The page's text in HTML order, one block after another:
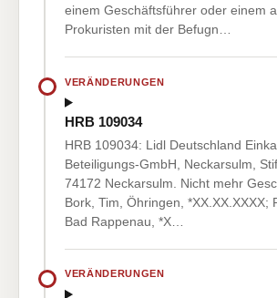
einem Geschäftsführer oder einem
Prokuristen mit der Befugn…
VERÄNDERUNGEN
HRB 109034
HRB 109034: Lidl Deutschland
Beteiligungs-GmbH, Neckarsulm,
74172 Neckarsulm. Nicht mehr
Bork, Tim, Öhringen, *XX.XX.XXXX;
Bad Rappenau, *X…
VERÄNDERUNGEN